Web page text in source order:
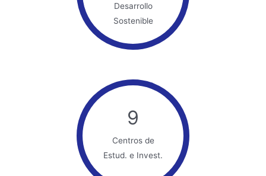
Desarrollo
Sostenible
9
Centros de
Estud. e Invest.